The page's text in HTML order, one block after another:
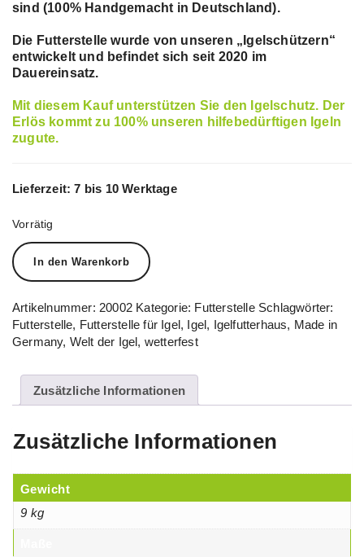
sind (100% Handgemacht in Deutschland).
Die Futterstelle wurde von unseren „Igelschützern“
entwickelt und befindet sich seit 2020 im
Dauereinsatz.
Mit diesem Kauf unterstützen Sie den Igelschutz. Der
Erlös kommt zu 100%unseren hilfebedürftigen Igeln
zugute.
Lieferzeit: 7 bis 10 Werktage
Vorrätig
Igelfutterstelle
-
wetterfest
mit
klappbarem
Deckel
Menge
In den Warenkorb
Artikelnummer: 20002 Kategorie: Futterstelle Schlagwörter:
Futterstelle, Futterstelle für Igel, Igel, Igelfutterhaus, Made in
Germany, Welt der Igel, wetterfest
Zusätzliche Informationen
Zusätzliche Informationen
Gewicht
9 kg